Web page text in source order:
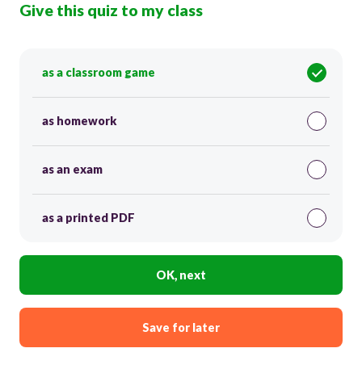
Give this quiz to my class
as a classroom game
as homework
as an exam
as a printed PDF
OK, next
Save for later